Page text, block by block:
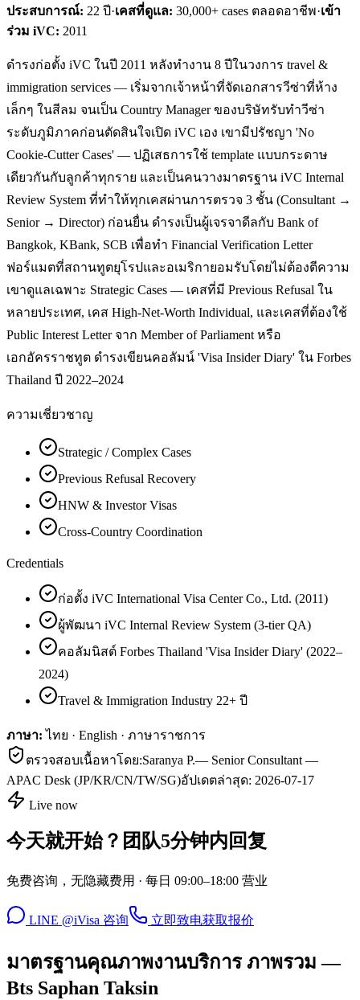
ประสบการณ์: 22 ปี·เคสที่ดูแล: 30,000+ cases ตลอดอาชีพ·เข้า
ร่วม iVC: 2011
ดำรงก่อตั้ง iVC ในปี 2011 หลังทำงาน 8 ปีในวงการ travel &
immigration services — เริ่มจากเจ้าหน้าที่จัดเอกสารวีซ่าที่ห้าง
เล็กๆ ในสีลม จนเป็น Country Manager ของบริษัทรับทำวีซ่า
ระดับภูมิภาคก่อนตัดสินใจเปิด iVC เอง เขามีปรัชญา 'No
Cookie-Cutter Cases' — ปฏิเสธการใช้ template แบบกระดาษ
เดียวกันกับลูกค้าทุกราย และเป็นคนวางมาตรฐาน iVC Internal
Review System ที่ทำให้ทุกเคสผ่านการตรวจ 3 ชั้น (Consultant →
Senior → Director) ก่อนยื่น ดำรงเป็นผู้เจรจาดีลกับ Bank of
Bangkok, KBank, SCB เพื่อทำ Financial Verification Letter
ฟอร์แมตที่สถานทูตยุโรปและอเมริกายอมรับโดยไม่ต้องตีความ
เขาดูแลเฉพาะ Strategic Cases — เคสที่มี Previous Refusal ใน
หลายประเทศ, เคส High-Net-Worth Individual, และเคสที่ต้องใช้
Public Interest Letter จาก Member of Parliament หรือ
เอกอัครราชทูต ดำรงเขียนคอลัมน์ 'Visa Insider Diary' ใน Forbes
Thailand ปี 2022–2024
ความเชี่ยวชาญ
Strategic / Complex Cases
Previous Refusal Recovery
HNW & Investor Visas
Cross-Country Coordination
Credentials
ก่อตั้ง iVC International Visa Center Co., Ltd. (2011)
ผู้พัฒนา iVC Internal Review System (3-tier QA)
คอลัมนิสต์ Forbes Thailand 'Visa Insider Diary' (2022–
2024)
Travel & Immigration Industry 22+ ปี
ภาษา: ไทย · English · ภาษาราชการ
ตรวจสอบเนื้อหาโดย:Saranya P.— Senior Consultant —
APAC Desk (JP/KR/CN/TW/SG)อัปเดตล่าสุด: 2026-07-17
Live now
今天就开始？团队5分钟内回复
免费咨询，无隐藏费用 · 每日 09:00–18:00 营业
LINE @iVisa 咨询 立即致电获取报价
มาตรฐานคุณภาพงานบริการ ภาพรวม —
Bts Saphan Taksin